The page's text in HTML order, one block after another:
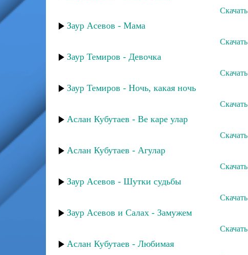
Скачать
Заур Асевов - Мама
Скачать
Заур Темиров - Девочка
Скачать
Заур Темиров - Ночь, какая ночь
Скачать
Аслан Кубутаев - Ве каре улар
Скачать
Аслан Кубутаев - Агулар
Скачать
Заур Асевов - Шутки судьбы
Скачать
Заур Асевов и Салах - Замужем
Скачать
Аслан Кубутаев - Любимая